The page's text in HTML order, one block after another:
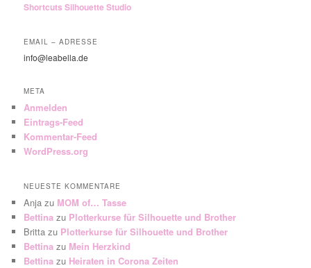
Shortcuts Silhouette Studio
EMAIL – ADRESSE
info@leabella.de
META
Anmelden
Eintrags-Feed
Kommentar-Feed
WordPress.org
NEUESTE KOMMENTARE
Anja zu MOM of… Tasse
Bettina zu Plotterkurse für Silhouette und Brother
Britta zu Plotterkurse für Silhouette und Brother
Bettina zu Mein Herzkind
Bettina zu Heiraten in Corona Zeiten